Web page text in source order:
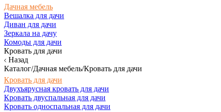
Дачная мебель
Вешалка для дачи
Диван для дачи
Зеркала на дачу
Комоды для дачи
Кровать для дачи
Назад
Каталог/Дачная мебель/Кровать для дачи
Кровать для дачи
Двухъярусная кровать для дачи
Кровать двуспальная для дачи
Кровать односпальная для дачи